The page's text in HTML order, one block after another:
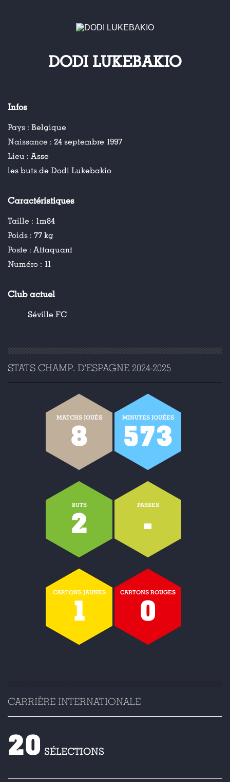
DODI LUKEBAKIO
Infos
Pays : Belgique
Naissance : 24 septembre 1997
Lieu : Asse
les buts de Dodi Lukebakio
Caractéristiques
Taille : 1m84
Poids : 77 kg
Poste : Attaquant
Numéro : 11
Club actuel
Séville FC
STATS CHAMP. D'ESPAGNE 2024-2025
MATCHS JOUÉS
8
MINUTES JOUÉES
573
BUTS
2
PASSES
-
CARTONS JAUNES
1
CARTONS ROUGES
0
CARRIÈRE INTERNATIONALE
20 SÉLECTIONS